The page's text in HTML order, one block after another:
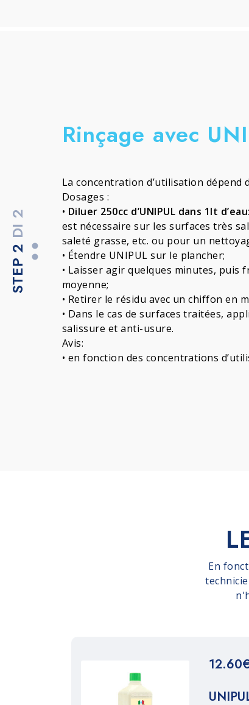
STEP 2
DI 2
Rinçage avec
La concentration d’utilisation dépend
Dosages :
• Diluer 250cc d’UNIPUL dans 1lt d’eau:
est nécessaire sur les surfaces très
saleté grasse, etc. ou pour un
• Étendre UNIPUL sur le plancher;
• Laisser agir quelques minutes, puis
moyenne;
• Retirer le résidu avec un chiffon en
• Dans le cas de surfaces traitées,
salissure et anti-usure.
Avis:
• en fonction des concentrations
En
12.60€